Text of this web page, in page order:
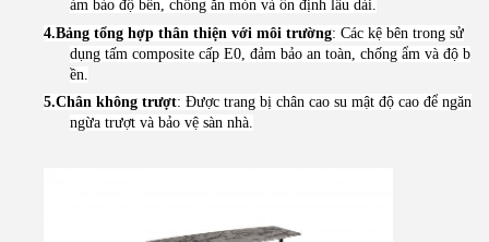
ảm bảo độ bền, chống ăn mòn và ổn định lâu dài.
4.Bảng tổng hợp thân thiện với môi trường: Các kệ bên trong sử
dụng tấm composite cấp E0, đảm bảo an toàn, chống ẩm và độ b
ền.
5.Chân không trượt: Được trang bị chân cao su mật độ cao để ngăn
ngừa trượt và bảo vệ sàn nhà.